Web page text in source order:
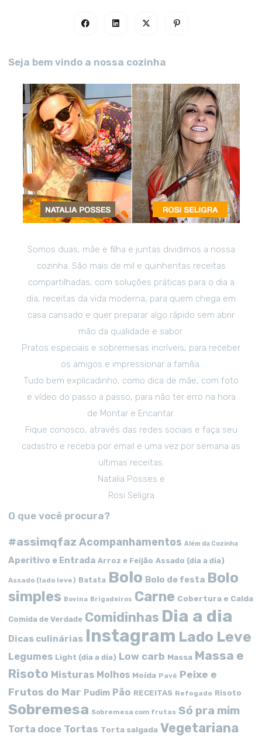
Seja bem vindo a nossa cozinha
Somos duas, mãe e filha e juntas dividimos a nossa
cozinha. São mais de mil e quinhentas receitas
compartilhadas, com soluções práticas para o dia a
dia, receitas da vida moderna, para quem chega em
casa cansado e quer preparar algo rápido sem abrir
mão da qualidade e sabor.
Pratos especiais e sobremesas incríveis, para receber
os amigos e impressionar a família.
Tudo bem explicadinho, como dica de mãe, com foto
e vídeo do passo a passo, para não ter erro na hora
de Montar e Encantar.
Fique conosco, através das redes sociais e faça seu
cadastro e receba por email e uma vez por semana as
ultimas receitas.
Natalia Posses e
Rosi Seligra
O que você procura?
#assimqfaz Acompanhamentos Além da Cozinha
Aperitivo e Entrada Arroz e Feijão Assado (dia a dia)
Assado (lado leve) Batata Bolo Bolo de festa Bolo
simples
Bovina Brigadeiros Carne Cobertura e Calda
Comida de Verdade Comidinhas Dia a dia
Dicas culinárias Instagram Lado Leve
Legumes Light (dia a dia) Low carb Massa Massa e
Risoto Misturas Molhos Moída Pavê Peixe e
Frutos do Mar Pudim Pão RECEITAS Refogado Risoto
Sobremesa Sobremesa com frutas Só pra mim
Torta doce Tortas Torta salgada Vegetariana